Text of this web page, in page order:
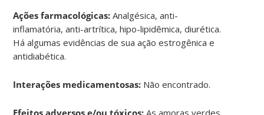
Ações farmacológicas: Analgésica, anti-
inflamatória, anti-artrítica, hipo-lipidêmica, diurética.
Há algumas evidências de sua ação estrogênica e
antidiabética.
Interações medicamentosas: Não encontrado.
Efeitos adversos e/ou tóxicos: As amoras verdes